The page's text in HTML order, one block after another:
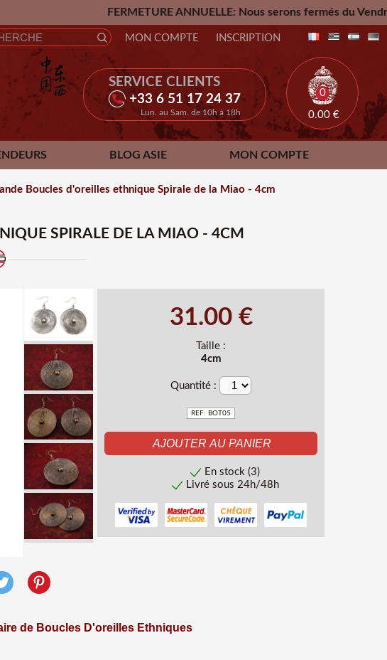
FERMETURE ANNUELLE: Nous serons fermés du Vendredi 24
SERVICE CLIENTS
+33 6 51 17 24 37
Lun. au Sam. de 10h à 18h
MON COMPTE INSCRIPTION
0
0.00 €
BLOG ASIE MON COMPTE
Boucles d'oreilles ethnique Spirale de la Miao - 4cm
SPIRALE DE LA MIAO - 4CM
31.00 €
Taille :
4cm
Quantité :
REF: BOT05
En stock (3)
Livré sous 24h/48h
de Boucles D'oreilles Ethniques